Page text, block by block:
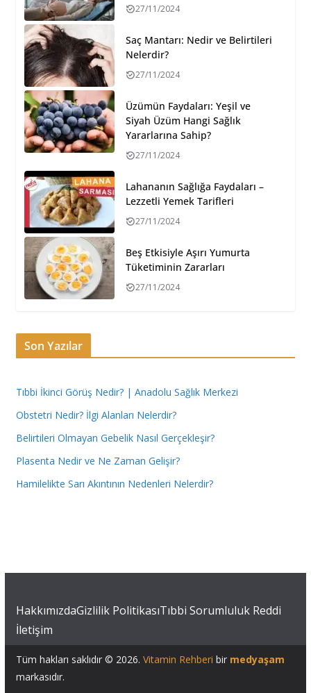
27/11/2024
Saç Mantarı: Nedir ve Belirtileri
Nelerdir?
27/11/2024
Üzümün Faydaları: Yeşil ve
Siyah Üzüm Hangi Sağlık
Yararlarına Sahip?
27/11/2024
Lahananın Sağlığa Faydaları –
Lezzetli Yemek Tarifleri
27/11/2024
Beş Etkisiyle Aşırı Yumurta
Tüketiminin Zararları
27/11/2024
Son Yazılar
Tıbbi İkinci Görüş Nedir? | Anadolu Sağlık Merkezi
Obstetri Nedir? İlgi Alanları Nelerdir?
Belirtileri Olmayan Gebelik Nasıl Gerçekleşir?
Plasenta Nedir ve Ne Zaman Gelişir?
Hamilelikte Sarı Akıntının Nedenleri Nelerdir?
HakkımızdaGizlilik PolitikasıTıbbi Sorumluluk Reddi
İletişim
Tüm hakları saklıdır © 2026. Vitamin Rehberi bir medyaşam
markasıdır.